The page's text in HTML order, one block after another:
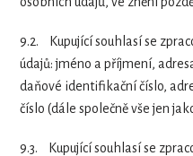
9.2.
Kupující souhlasí se
údajů: jméno a příjmení,
daňové identifikační číslo,
číslo (dále společně vše jen
9.3.
Kupující souhlasí se